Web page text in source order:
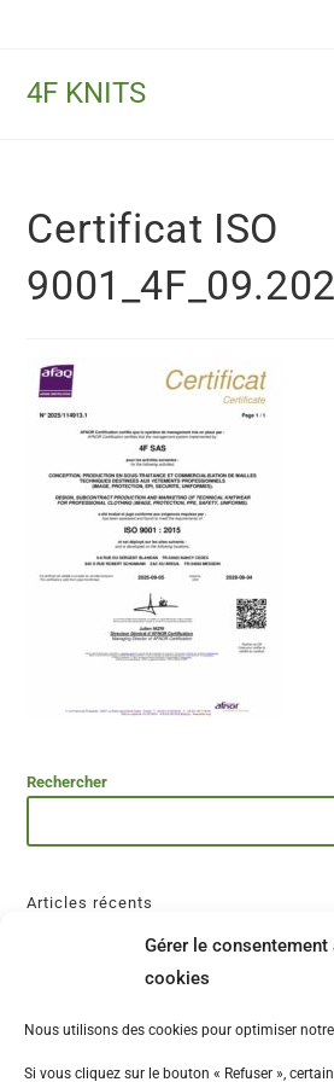
Gérer le consentement
cookies
Nous utilisons des cookies pour optimiser
Si vous cliquez sur le bouton « Refuser »,
4F KNITS
Certificat ISO
Rechercher
Articles récents
Commentaires récents